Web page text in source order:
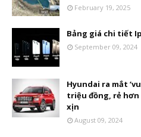
February 19, 2025
Bảng giá chi tiết
September 09, 2024
Hyundai ra mắt
triệu đồng, rẻ
xịn
August 09, 2024